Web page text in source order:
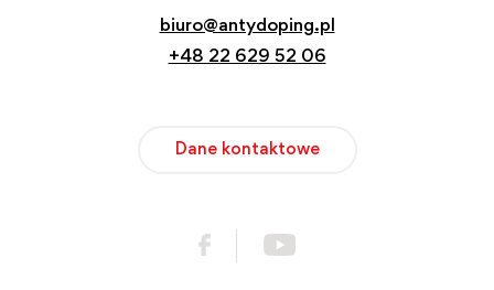
biuro@antydoping.pl
+48 22 629 52 06
Dane kontaktowe